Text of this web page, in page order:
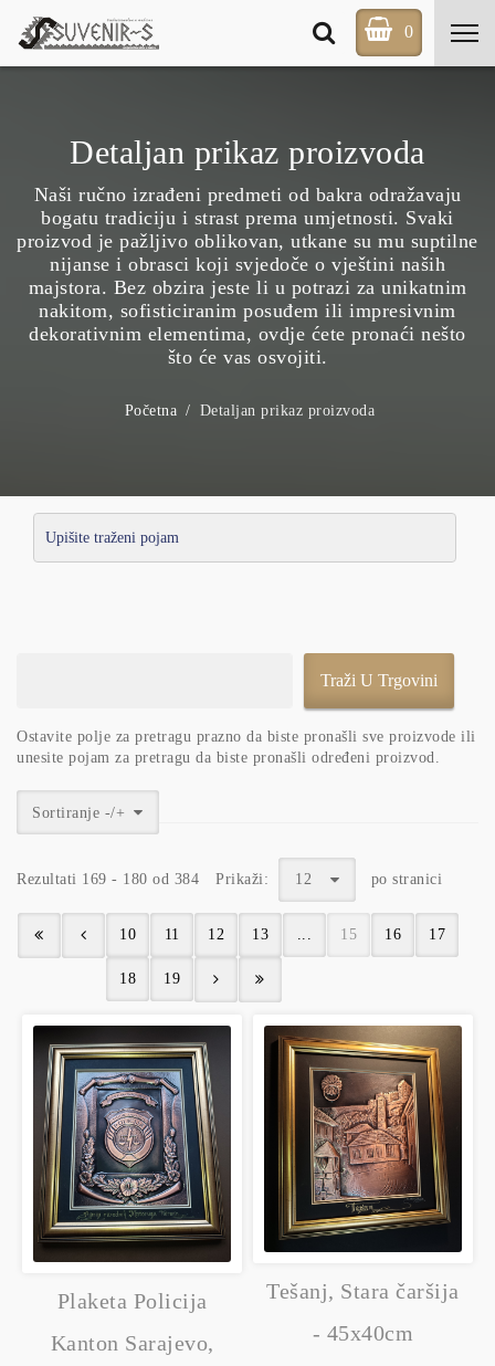
0
Detaljan prikaz proizvoda
Naši ručno izrađeni predmeti od bakra odražavaju
bogatu tradiciju i strast prema umjetnosti. Svaki
proizvod je pažljivo oblikovan, utkane su mu suptilne
nijanse i obrasci koji svjedoče o vještini naših
majstora. Bez obzira jeste li u potrazi za unikatnim
nakitom, sofisticiranim posuđem ili impresivnim
dekorativnim elementima, ovdje ćete pronaći nešto
što će vas osvojiti.
Početna Detaljan prikaz proizvoda
Ostavite polje za pretragu prazno da biste pronašli sve proizvode ili
unesite pojam za pretragu da biste pronašli određeni proizvod.
Sortiranje -/+
Rezultati 169 - 180 od 384 Prikaži: 12 po stranici
10 11 12 13 ... 15 16 17
18 19
Plaketa Policija
Kanton Sarajevo,
Tešanj, Stara čaršija
- 45x40cm